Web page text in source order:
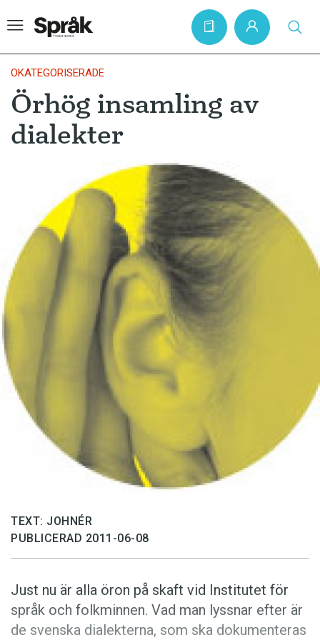
Hem
Artiklar
Språkfrågor
Skrivtips
Bokrecensioner
Kviss
Podden
Anmäl till språkpolisen
Prenumerera
Läs Språktidningen digitalt
OKATEGORISERADE
Örhög insamling av
dialekter
TEXT: JOHNÉR
PUBLICERAD 2011-06-08
Just nu är alla öron på skaft vid Institutet för
språk och folkminnen. Vad man lyssnar efter är
de svenska dialekterna, som ska dokumenteras